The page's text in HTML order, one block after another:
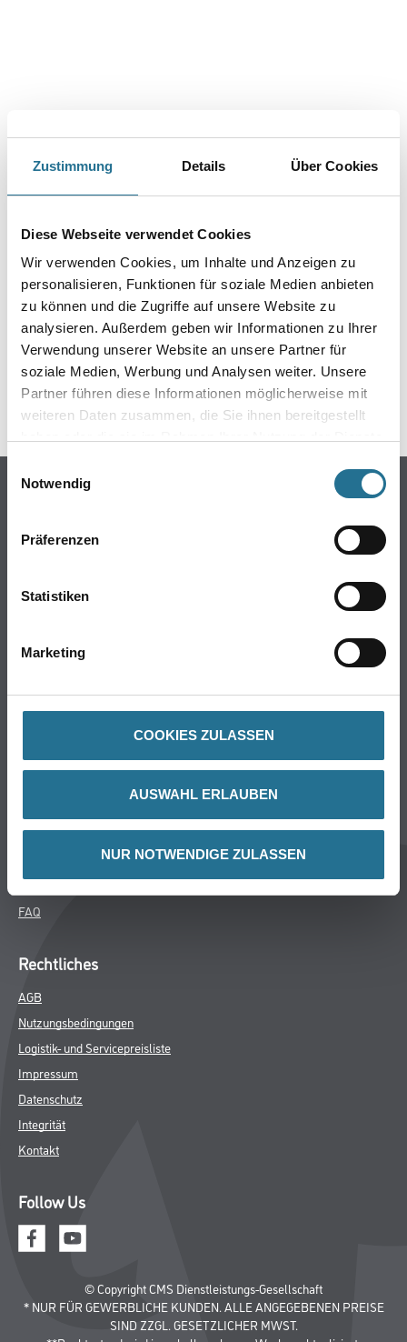
Zustimmung Details Über Cookies
Diese Webseite verwendet Cookies
Wir verwenden Cookies, um Inhalte und Anzeigen zu
personalisieren, Funktionen für soziale Medien anbieten
zu können und die Zugriffe auf unsere Website zu
analysieren. Außerdem geben wir Informationen zu Ihrer
Verwendung unserer Website an unsere Partner für
soziale Medien, Werbung und Analysen weiter. Unsere
Partner führen diese Informationen möglicherweise mit
weiteren Daten zusammen, die Sie ihnen bereitgestellt
Notwendig
Präferenzen
Statistiken
Marketing
COOKIES ZULASSEN
AUSWAHL ERLAUBEN
NUR NOTWENDIGE ZULASSEN
PRODUKTEIGENSCHAFTEN
ZUSATZINFOS
GEFAHRENHINWEISE
DATENBLÄTTER
SPEZIFIKATIONEN
Online-Shop
WDV-Systeme
Putze- und Spachtelmassen
Wand- & Deckenbeläge
Verbrauchsmaterialien
Services
Sortiment
FAQ
Rechtliches
AGB
Nutzungsbedingungen
Logistik- und Servicepreisliste
Impressum
Datenschutz
Integrität
Kontakt
Follow Us
© Copyright CMS Dienstleistungs-Gesellschaft
* NUR FÜR GEWERBLICHE KUNDEN. ALLE ANGEGEBENEN PREISE
SIND ZZGL. GESETZLICHER MWST.